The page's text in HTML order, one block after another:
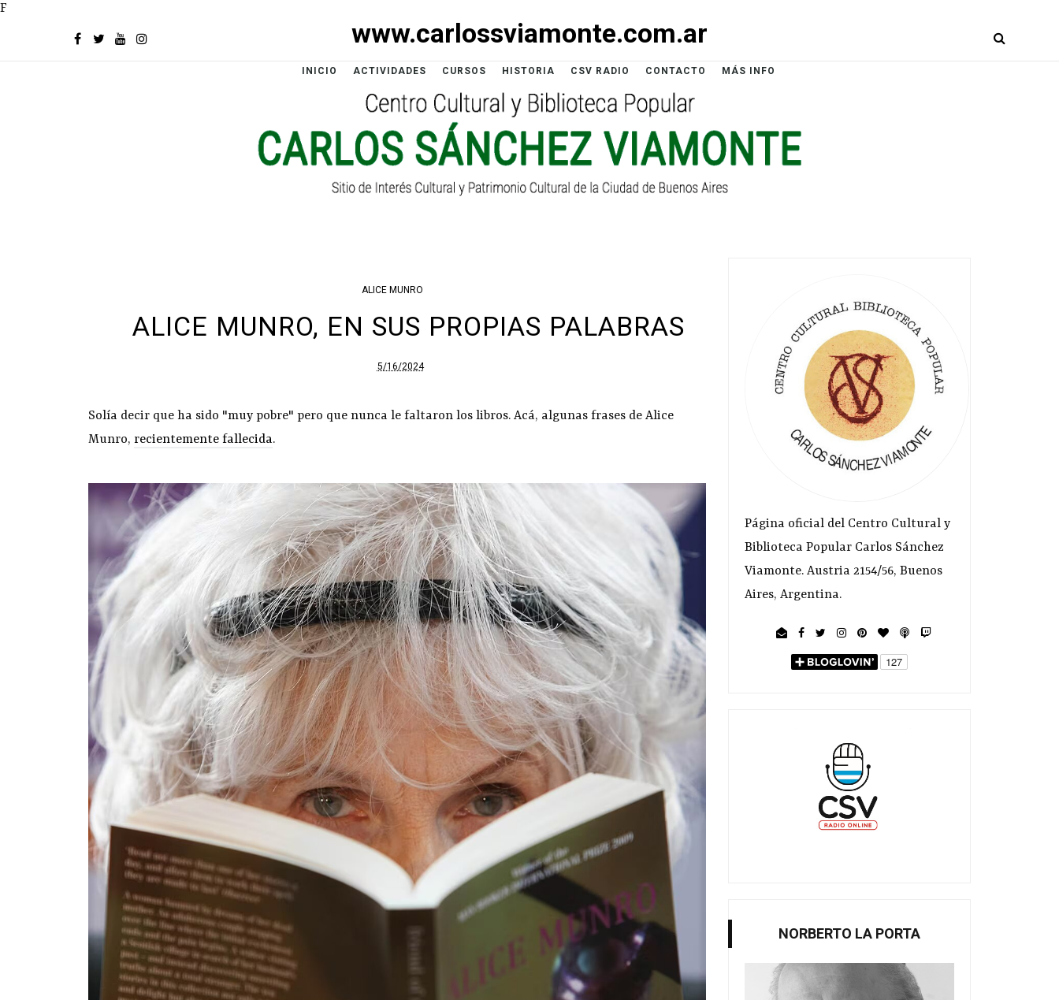
F
www.carlossviamonte.com.ar
INICIO ACTIVIDADES CURSOS HISTORIA CSV RADIO CONTACTO MÁS INFO
ALICE MUNRO
ALICE MUNRO, EN SUS PROPIAS PALABRAS
5/16/2024
Solía decir que ha sido "muy pobre" pero que nunca le faltaron los libros. Acá, algunas frases de Alice
Munro, recientemente fallecida.
Página oficial del Centro Cultural y
Biblioteca Popular Carlos Sánchez
Viamonte. Austria 2154/56, Buenos
Aires, Argentina.
NORBERTO LA PORTA